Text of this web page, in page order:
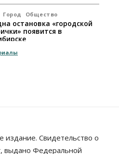
Город Общество
остановка «городской
появится в
новосибирской сети СТО
кому можно заливать
Евро‑2
Свидетельство о
выдано Федеральной